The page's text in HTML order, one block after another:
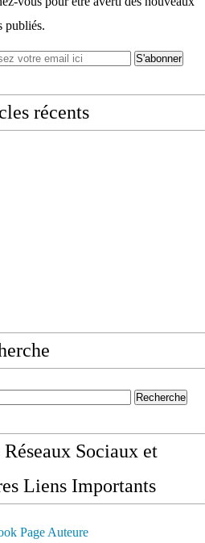
publiés.
récents
Réseaux Sociaux et
Liens Importants
Page Auteure